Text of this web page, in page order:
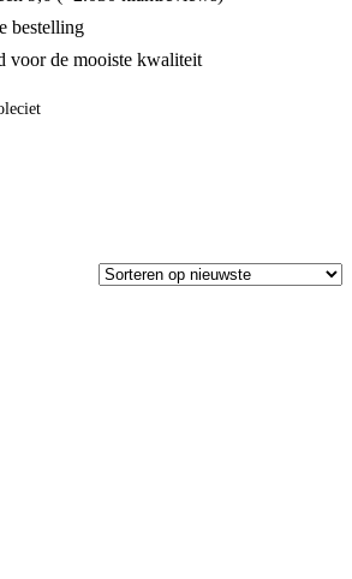
bestelling
voor de mooiste kwaliteit